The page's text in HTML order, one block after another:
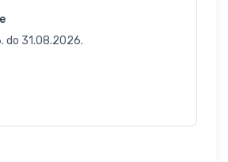
do 31.08.2026.